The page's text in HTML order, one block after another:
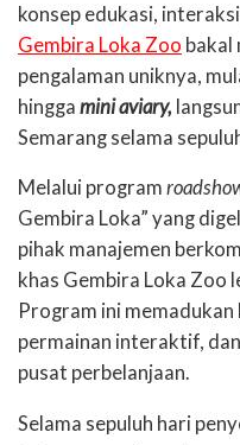
konsep edukasi,
Gembira Loka Zoo bakal
pengalaman uniknya,
hingga mini aviary,
Semarang selama
Melalui program
Gembira Loka” yang
pihak manajemen
khas Gembira Loka Zoo
Program ini
permainan interaktif,
pusat perbelanjaan.
Selama sepuluh hari